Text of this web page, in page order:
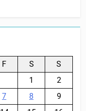
F S
S
1
2
7 8
9